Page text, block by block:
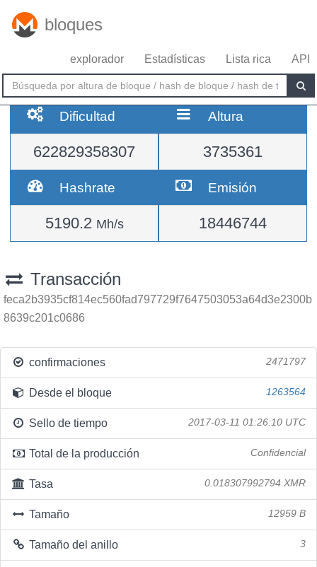
bloques
explorador Estadísticas Lista rica API
Dificultad
622829358307
Altura
3735361
Hashrate
5190.2 Mh/s
Emisión
18446744
Transacción
feca2b3935cf814ec560fad797729f7647503053a64d3e2300b
8639c201c0686
confirmaciones 2471797
Desde el bloque 1263564
Sello de tiempo 2017-03-11 01:26:10 UTC
Total de la producción Confidencial
Tasa 0.018307992794 XMR
Tamaño 12959 B
Tamaño del anillo 3